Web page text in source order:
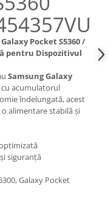
Pocket S5360 /
pentru Dispozitivul
Samsung Galaxy
cu acumulatorul
îndelungată, acest
o alimentare stabilă și
siguranță
Galaxy Pocket